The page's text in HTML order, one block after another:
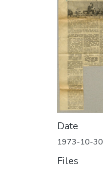
Date
1973-10-30
Files